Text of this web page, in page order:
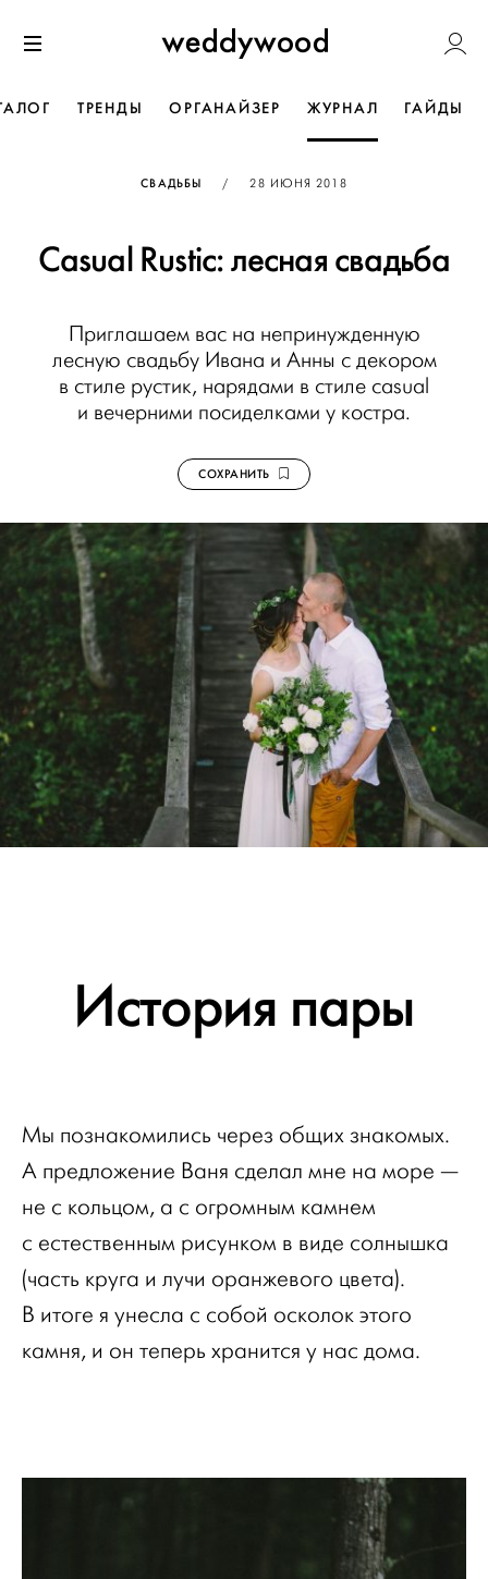
к содержанию
Weddywood
ТРЕНДЫ ОРГАНАЙЗЕР ЖУРНАЛ ГАЙДЫ
СВАДЬБЫ / ОПУБЛИКОВАНО
28 ИЮНЯ 2018
Casual Rustic: лесная свадьба
Приглашаем вас на непринужденную
лесную свадьбу Ивана и Анны с декором
в стиле рустик, нарядами в стиле casual
и вечерними посиделками у костра.
СОХРАНИТЬ
История пары
Мы познакомились через общих знакомых.
А предложение Ваня сделал мне на море —
не с кольцом, а с огромным камнем
с естественным рисунком в виде солнышка
(часть круга и лучи оранжевого цвета).
В итоге я унесла с собой осколок этого
камня, и он теперь хранится у нас дома.